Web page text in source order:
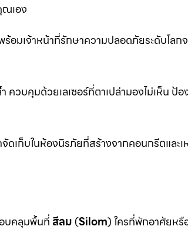
เอง
มเจ้าหน้าที่รักษาความปลอดภัยระดับโลก
บคุมด้วยเลเซอร์ที่ตาเปล่ามองไม่เห็น ป้อ
เก็บในห้องนิรภัยที่สร้างจากคอนกรีตและเ
บคลุมพื้นที่ สีลม (Silom) ใครที่พักอาศัยหรื